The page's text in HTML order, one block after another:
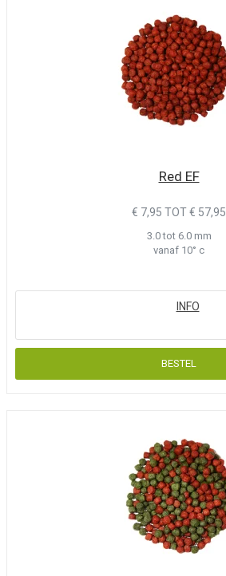
Red EF
€ 7,95 TOT € 57,95
3.0 tot 6.0 mm
vanaf 10° c